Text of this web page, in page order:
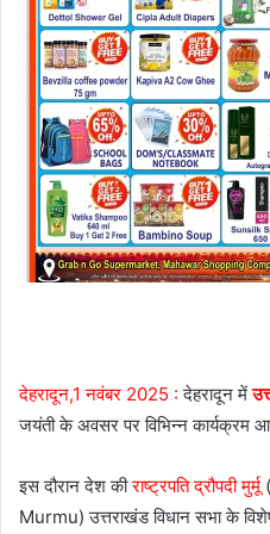
देहरादून,1 नवंबर 2025 : देहरादून में
जयंती के अवसर पर विभिन्न कार्यक्रम
इस दौरान देश कीराष्ट्रपति द्रौपदी मुर्मू
Murmu) उत्तराखंड विधान सभा के